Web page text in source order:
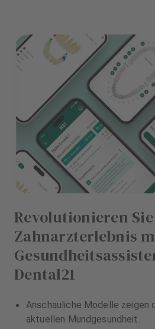
Revolutionieren
Zahnarzterlebnis
Dental21
Anschauliche Modelle zeigen
aktuellen Mundgesundheit.